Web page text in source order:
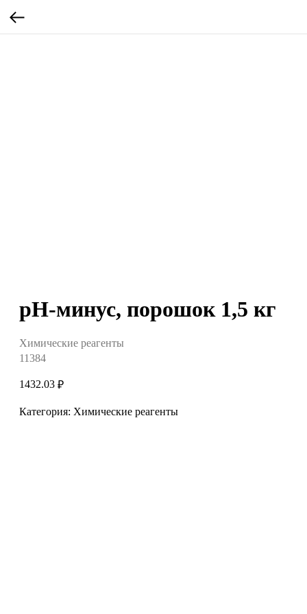
pH-минус, порошок 1,5 кг
Химические реагенты
11384
1432.03 ₽
Категория: Химические реагенты